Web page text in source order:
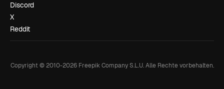
Discord
X
Reddit
Copyright © 2010-2026Freepik Company S.L.U. Alle Rechte vorbehalten.